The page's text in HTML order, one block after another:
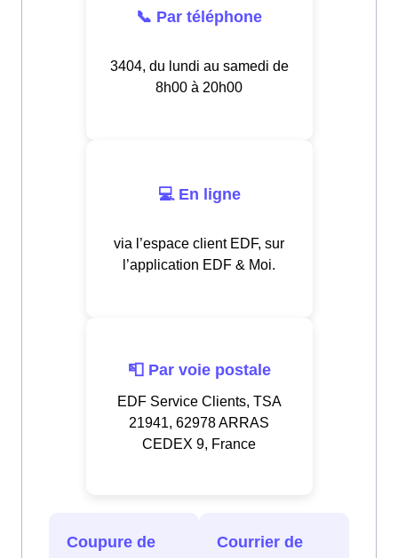
📞 Par téléphone
3404, du lundi au samedi de
8h00 à 20h00
💻 En ligne
via l’espace client EDF, sur
l’application EDF & Moi.
📮 Par voie postale
EDF Service Clients, TSA
21941, 62978 ARRAS
CEDEX 9, France
Coupure de
Courrier de